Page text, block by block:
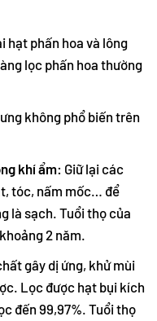
hạt phấn hoa và lông
lọc phấn hoa thường
không phổ biến trên
khí ẩm: Giữ lại các
tóc, nấm mốc… để
là sạch. Tuổi thọ của
2 năm.
gây dị ứng, khử mùi
Lọc được hạt bụi kích
đến 99,97%. Tuổi thọ